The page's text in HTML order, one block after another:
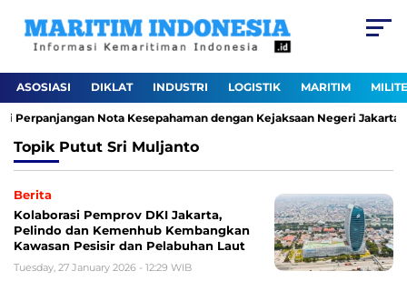
ASOSIASI DIKLAT INDUSTRI LOGISTIK MARITIM
Nota Kesepahaman dengan Kejaksaan Negeri Jakarta
Topik Putut Sri Muljanto
Berita
Kolaborasi Pemprov DKI Jakarta,
Pelindo dan Kemenhub Kembangkan
Kawasan Pesisir dan Pelabuhan Laut
Tuesday, 27 January 2026 - 12:29 WIB